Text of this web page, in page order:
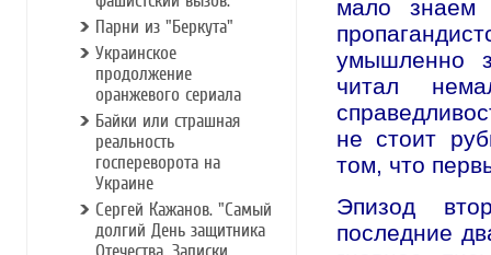
Парни из "Беркута"
Украинcкое
продолжение
оранжевого сериала
Байки или страшная
реальность
госпереворота на
Украине
Сергей Кажанов. "Самый
долгий День защитника
мало знаем
умышленно
читал
не стоит
том, что
Эпизод
последние